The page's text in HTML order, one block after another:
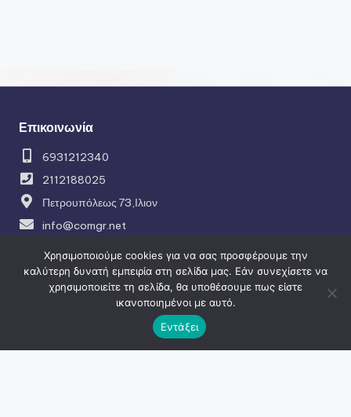
Επικοινωνία
6931212340
2112188025
Πετρουπόλεως 73,Ιλιον
info@comgr.net
Social
Χρησιμοποιούμε cookies για να σας προσφέρουμε την
καλύτερη δυνατή εμπειρία στη σελίδα μας. Εάν συνεχίσετε να
χρησιμοποιείτε τη σελίδα, θα υποθέσουμε πως είστε
ικανοποιημένοι με αυτό.
Εντάξει